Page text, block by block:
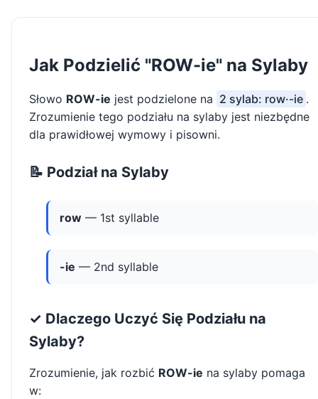
Jak Podzielić "ROW-ie" na Sylaby
Słowo ROW-ie jest podzielone na 2 sylab: row·-ie .
Zrozumienie tego podziału na sylaby jest niezbędne
dla prawidłowej wymowy i pisowni.
📝 Podział na Sylaby
row — 1st syllable
-ie — 2nd syllable
✓ Dlaczego Uczyć Się Podziału na
Sylaby?
Zrozumienie, jak rozbić ROW-ie na sylaby pomaga
w: